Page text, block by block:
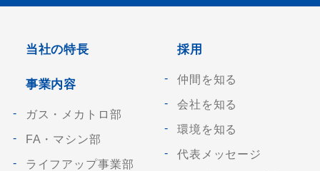
当社の特長
事業内容
ガス・メカトロ部
FA・マシン部
ライフアップ事業部
採用
仲間を知る
会社を知る
環境を知る
代表メッセージ